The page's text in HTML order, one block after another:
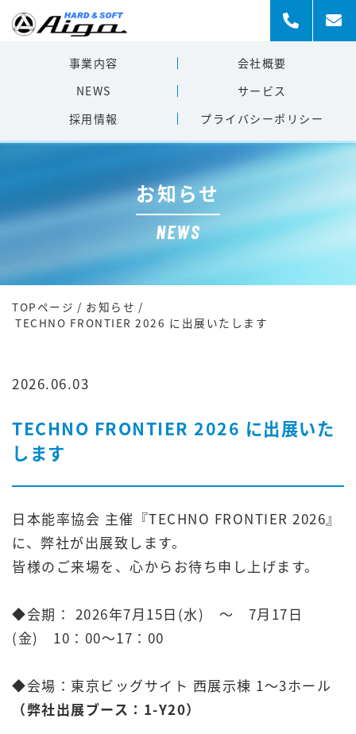
事業内容
会社概要
NEWS
サービス
採用情報
プライバシーポリシー
お知らせ
NEWS
TOPページ / お知らせ /
TECHNO FRONTIER 2026 に出展いたします
2026.06.03
TECHNO FRONTIER 2026 に出展いた
します
日本能率協会 主催『TECHNO FRONTIER 2026』
に、弊社が出展致します。
皆様のご来場を、心からお待ち申し上げます。
◆会期： 2026年7月15日(水) ～ 7月17日
(金) 10：00～17：00
◆会場：東京ビッグサイト ⻄展示棟 1〜3ホール
（弊社出展ブース：1-Y20）